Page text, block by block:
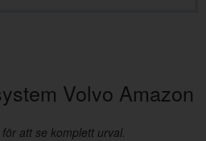
Volvo Amazon
att se komplett urval.